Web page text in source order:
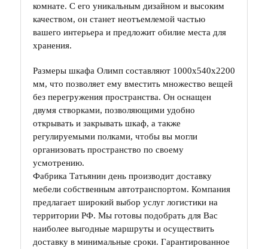
комнате. С его уникальным дизайном и высоким
качеством, он станет неотъемлемой частью
вашего интерьера и предложит обилие места для
хранения.
Размеры шкафа Олимп составляют 1000х540х2200
мм, что позволяет ему вместить множество вещей
без перегружения пространства. Он оснащен
двумя створками, позволяющими удобно
открывать и закрывать шкаф, а также
регулируемыми полками, чтобы вы могли
организовать пространство по своему
усмотрению.
Фабрика Татьянин день производит доставку
мебели собственным автотранспортом. Компания
предлагает широкий выбор услуг логистики на
территории РФ. Мы готовы подобрать для Вас
наиболее выгодные маршруты и осуществить
доставку в минимальные сроки. Гарантированное